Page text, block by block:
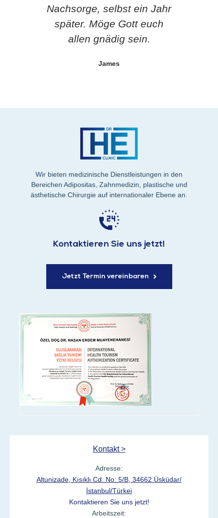
Nachsorge, selbst ein Jahr
später. Möge Gott euch
allen gnädig sein.
James
Wir bieten medizinische Dienstleistungen in den
Bereichen Adipositas, Zahnmedizin, plastische und
ästhetische Chirurgie auf internationaler Ebene an.
Kontaktieren Sie uns jetzt!
Jetzt Termin vereinbaren
Kontakt >
Adresse:
Altunizade, Kısıklı Cd. No: 5/B, 34662 Üsküdar/
İstanbul/Türkei
Kontaktieren Sie uns jetzt!
Arbeitszeit: